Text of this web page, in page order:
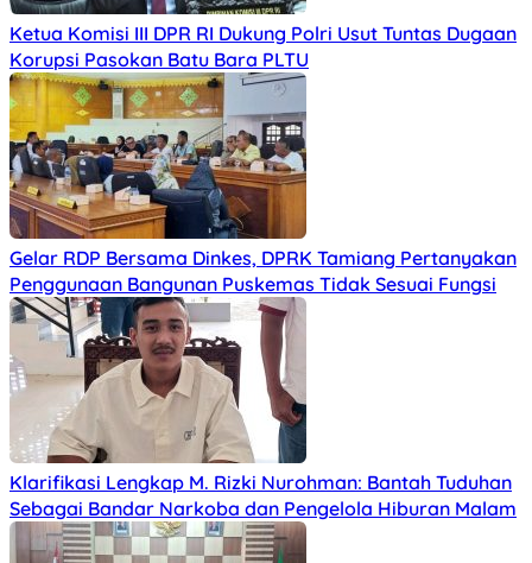
Ketua Komisi III DPR RI Dukung Polri Usut Tuntas Dugaan
Korupsi Pasokan Batu Bara PLTU
Gelar RDP Bersama Dinkes, DPRK Tamiang Pertanyakan
Penggunaan Bangunan Puskemas Tidak Sesuai Fungsi
Klarifikasi Lengkap M. Rizki Nurohman: Bantah Tuduhan
Sebagai Bandar Narkoba dan Pengelola Hiburan Malam